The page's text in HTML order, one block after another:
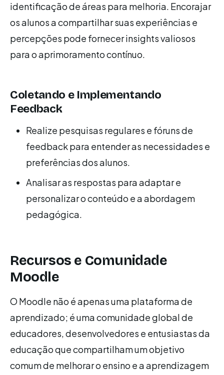
identificação de áreas para melhoria. Encorajar
os alunos a compartilhar suas experiências e
percepções pode fornecer insights valiosos
para o aprimoramento contínuo.
Coletando e Implementando
Feedback
Realize pesquisas regulares e fóruns de
feedback para entender as necessidades e
preferências dos alunos.
Analisar as respostas para adaptar e
personalizar o conteúdo e a abordagem
pedagógica.
Recursos e Comunidade
Moodle
O Moodle não é apenas uma plataforma de
aprendizado; é uma comunidade global de
educadores, desenvolvedores e entusiastas da
educação que compartilham um objetivo
comum de melhorar o ensino e a aprendizagem